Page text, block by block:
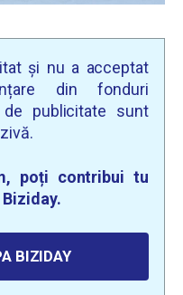
și nu a acceptat
din fonduri
de publicitate sunt
poți contribui tu
BIZIDAY